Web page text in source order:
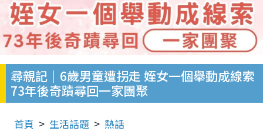
尋親記｜6歲男童遭拐走 姪女一個舉動成線索
73年後奇蹟尋回一家團聚
首頁 生活話題 熱話